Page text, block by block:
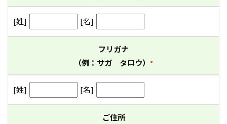
[姓] [名]
フリガナ
（例：サガ タロウ） *
[姓] [名]
ご住所